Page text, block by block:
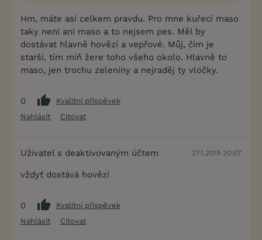
Hm, máte asi celkem pravdu. Pro mne kuřecí maso
taky není ani maso a to nejsem pes. Měl by
dostávat hlavně hovězí a vepřové. Můj, čím je
starší, tím míň žere toho všeho okolo. Hlavně to
maso, jen trochu zeleniny a nejraděj ty vločky.
0
Kvalitní příspěvek
Nahlásit
Citovat
Uživatel s deaktivovaným účtem 27.1.2019 20:07
vždyť dostává hovězí
0
Kvalitní příspěvek
Nahlásit
Citovat